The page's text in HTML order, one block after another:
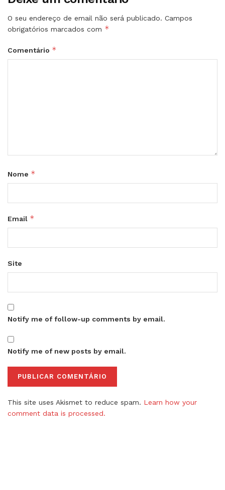
O seu endereço de email não será publicado. Campos
obrigatórios marcados com *
Comentário *
Nome *
Email *
Site
Notify me of follow-up comments by email.
Notify me of new posts by email.
This site uses Akismet to reduce spam. Learn how your
comment data is processed.